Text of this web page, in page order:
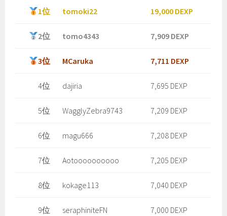
1位 tomoki22 19,000 DEXP
2位 tomo4343 7,909 DEXP
3位 MCaruka 7,711 DEXP
4位 dajiria 7,695 DEXP
5位 WagglyZebra9743 7,209 DEXP
6位 magu666 7,208 DEXP
7位 Aotoooooooooo 7,205 DEXP
8位 kokage113 7,040 DEXP
9位 seraphiniteFN 7,000 DEXP